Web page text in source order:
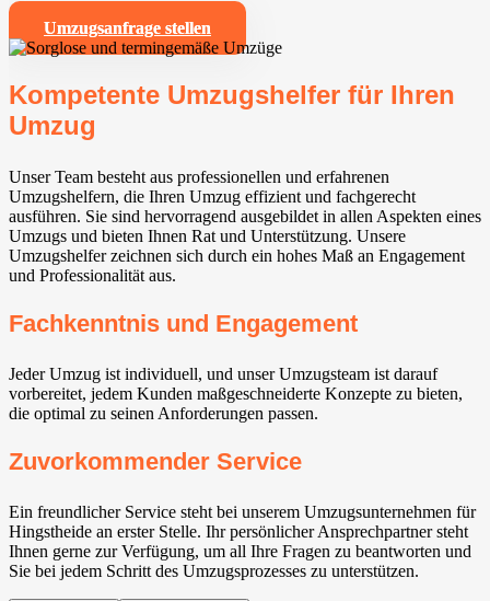
Umzugsanfrage stellen
Kompetente Umzugshelfer für Ihren
Umzug
Unser Team besteht aus professionellen und erfahrenen
Umzugshelfern, die Ihren Umzug effizient und fachgerecht
ausführen. Sie sind hervorragend ausgebildet in allen Aspekten eines
Umzugs und bieten Ihnen Rat und Unterstützung. Unsere
Umzugshelfer zeichnen sich durch ein hohes Maß an Engagement
und Professionalität aus.
Fachkenntnis und Engagement
Jeder Umzug ist individuell, und unser Umzugsteam ist darauf
vorbereitet, jedem Kunden maßgeschneiderte Konzepte zu bieten,
die optimal zu seinen Anforderungen passen.
Zuvorkommender Service
Ein freundlicher Service steht bei unserem Umzugsunternehmen für
Hingstheide an erster Stelle. Ihr persönlicher Ansprechpartner steht
Ihnen gerne zur Verfügung, um all Ihre Fragen zu beantworten und
Sie bei jedem Schritt des Umzugsprozesses zu unterstützen.